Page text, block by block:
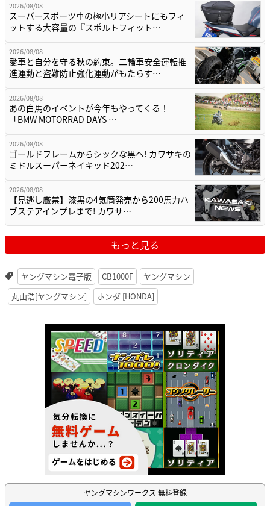
2026/08/08
スーパースポーツ車の極小リアシートにもフィ
ットする大容量の『スポルトフィット…
2026/08/08
愛車と自分を守る秋の約束。二輪車安全運転推
進運動と盗難防止強化運動がもたらす…
2026/08/08
あの白馬のイベントが今年もやってくる！
「BMW MOTORRAD DAYS …
2026/08/08
ゴールドフレームからシックな黒へ! カワサキの
ミドルスーパーネイキッド202…
2026/08/08
【見逃し厳禁】漆黒の4気筒発売から200馬力ハ
ブステアインプレまで! カワサ…
もっと見る
ヤングマシン電子版 CB1000F
ヤングマシン
丸山浩[ヤングマシン]
ホンダ [HONDA]
ヤングマシンワークス 無料登録